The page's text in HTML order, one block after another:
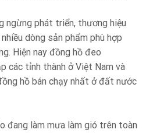
ngừng phát triển, thương hiệu
dòng sản phẩm phù hợp
Hiện nay đồng hồ đeo
các tỉnh thành ở Việt Nam và
hồ bán chạy nhất ở đất nước
đang làm mưa làm gió trên toàn